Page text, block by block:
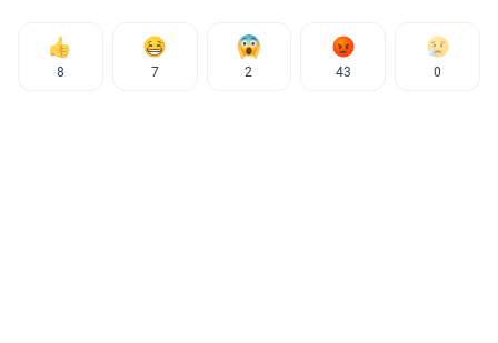
8 7 2 43 0